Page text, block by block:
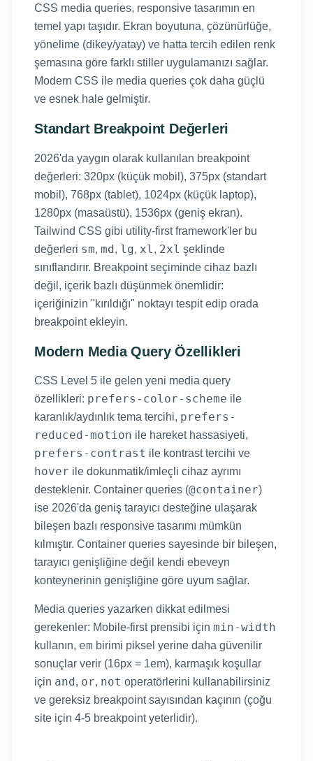
CSS media queries, responsive tasarımın en
temel yapı taşıdır. Ekran boyutuna, çözünürlüğe,
yönelime (dikey/yatay) ve hatta tercih edilen renk
şemasına göre farklı stiller uygulamanızı sağlar.
Modern CSS ile media queries çok daha güçlü
ve esnek hale gelmiştir.
Standart Breakpoint Değerleri
2026'da yaygın olarak kullanılan breakpoint
değerleri: 320px (küçük mobil), 375px (standart
mobil), 768px (tablet), 1024px (küçük laptop),
1280px (masaüstü), 1536px (geniş ekran).
Tailwind CSS gibi utility-first framework'ler bu
değerleri sm, md, lg, xl , 2xl şeklinde
sınıflandırır. Breakpoint seçiminde cihaz bazlı
değil, içerik bazlı düşünmek önemlidir:
içeriğinizin "kırıldığı" noktayı tespit edip orada
breakpoint ekleyin.
Modern Media Query Özellikleri
CSS Level 5 ile gelen yeni media query
özellikleri: prefers-color-scheme ile
karanlık/aydınlık tema tercihi, prefers-
reduced-motion ile hareket hassasiyeti,
prefers-contrast ile kontrast tercihi ve
hover ile dokunmatik/imleçli cihaz ayrımı
desteklenir. Container queries (@container)
ise 2026'da geniş tarayıcı desteğine ulaşarak
bileşen bazlı responsive tasarımı mümkün
kılmıştır. Container queries sayesinde bir bileşen,
tarayıcı genişliğine değil kendi ebeveyn
konteynerinin genişliğine göre uyum sağlar.
Media queries yazarken dikkat edilmesi
gerekenler: Mobile-first prensibi için min-width
kullanın, em birimi piksel yerine daha güvenilir
sonuçlar verir (16px = 1em), karmaşık koşullar
için and, or, not operatörlerini kullanabilirsiniz
ve gereksiz breakpoint sayısından kaçının (çoğu
site için 4-5 breakpoint yeterlidir).